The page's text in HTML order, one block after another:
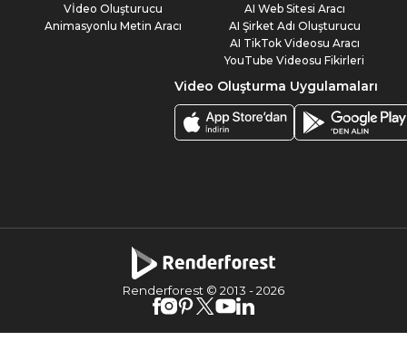
Vİdeo Oluşturucu
Animasyonlu Metin Aracı
AI Web Sitesi Aracı
AI Şirket Adı Oluşturucu
AI TikTok Videosu Aracı
YouTube Videosu Fikirleri
Video Oluşturma Uygulamaları
Renderforest © 2013 -2026